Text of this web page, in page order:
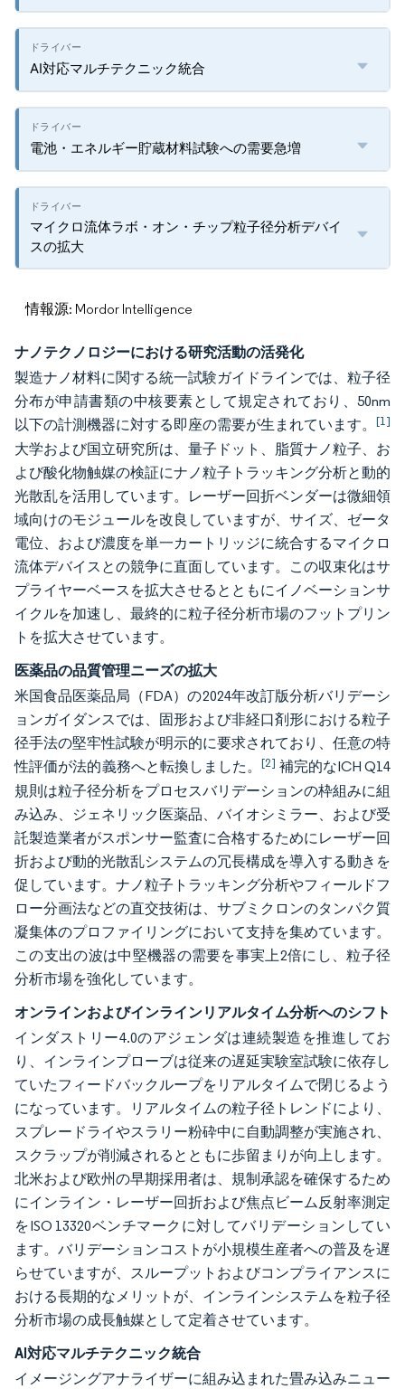
AI対応マルチテクニック統合
電池・エネルギー貯蔵材料試験への需要急増
マイクロ流体ラボ・オン・チップ粒子径分析デバイ
スの拡大
情報源: Mordor Intelligence
ナノテクノロジーにおける研究活動の活発化
製造ナノ材料に関する統一試験ガイドラインでは、粒子径
分布が申請書類の中核要素として規定されており、50nm
以下の計測機器に対する即座の需要が生まれています。 [1]
大学および国立研究所は、量子ドット、脂質ナノ粒子、お
よび酸化物触媒の検証にナノ粒子トラッキング分析と動的
光散乱を活用しています。レーザー回折ベンダーは微細領
域向けのモジュールを改良していますが、サイズ、ゼータ
電位、および濃度を単一カートリッジに統合するマイクロ
流体デバイスとの競争に直面しています。この収束化はサ
プライヤーベースを拡大させるとともにイノベーションサ
イクルを加速し、最終的に粒子径分析市場のフットプリン
トを拡大させています。
医薬品の品質管理ニーズの拡大
米国食品医薬品局（FDA）の2024年改訂版分析バリデーシ
ョンガイダンスでは、固形および非経口剤形における粒子
径手法の堅牢性試験が明示的に要求されており、任意の特
性評価が法的義務へと転換しました。[2] 補完的なICH Q14
規則は粒子径分析をプロセスバリデーションの枠組みに組
み込み、ジェネリック医薬品、バイオシミラー、および受
託製造業者がスポンサー監査に合格するためにレーザー回
折および動的光散乱システムの冗長構成を導入する動きを
促しています。ナノ粒子トラッキング分析やフィールドフ
ロー分画法などの直交技術は、サブミクロンのタンパク質
凝集体のプロファイリングにおいて支持を集めています。
この支出の波は中堅機器の需要を事実上2倍にし、粒子径
分析市場を強化しています。
オンラインおよびインラインリアルタイム分析へのシフト
インダストリー4.0のアジェンダは連続製造を推進してお
り、インラインプローブは従来の遅延実験室試験に依存し
ていたフィードバックループをリアルタイムで閉じるよう
になっています。リアルタイムの粒子径トレンドにより、
スプレードライやスラリー粉砕中に自動調整が実施され、
スクラップが削減されるとともに歩留まりが向上します。
北米および欧州の早期採用者は、規制承認を確保するため
にインライン・レーザー回折および焦点ビーム反射率測定
をISO 13320ベンチマークに対してバリデーションしてい
ます。バリデーションコストが小規模生産者への普及を遅
らせていますが、スループットおよびコンプライアンスに
おける長期的なメリットが、インラインシステムを粒子径
分析市場の成長触媒として定着させています。
AI対応マルチテクニック統合
イメージングアナライザーに組み込まれた畳み込みニュー